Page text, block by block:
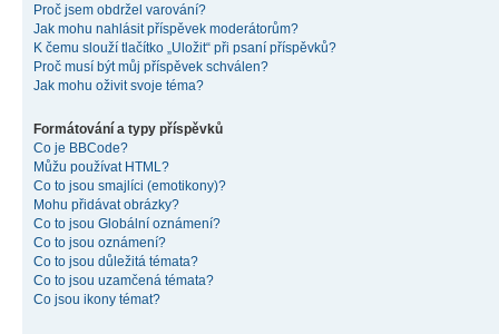
Proč jsem obdržel varování?
Jak mohu nahlásit příspěvek moderátorům?
K čemu slouží tlačítko „Uložit“ při psaní příspěvků?
Proč musí být můj příspěvek schválen?
Jak mohu oživit svoje téma?
Formátování a typy příspěvků
Co je BBCode?
Můžu používat HTML?
Co to jsou smajlíci (emotikony)?
Mohu přidávat obrázky?
Co to jsou Globální oznámení?
Co to jsou oznámení?
Co to jsou důležitá témata?
Co to jsou uzamčená témata?
Co jsou ikony témat?